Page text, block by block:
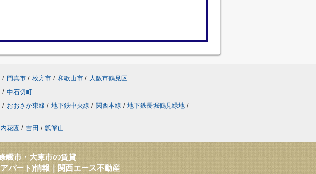
/ 門真市 / 枚方市 / 和歌山市 / 大阪市鶴見区
/ 中石切町
/ おおさか東線 / 地下鉄中央線 / 関西本線 / 地下鉄長堀鶴見緑地 /
花園 / 吉田 / 瓢箪山
畷市・大東市の賃貸
パート)情報｜関西エース不動産